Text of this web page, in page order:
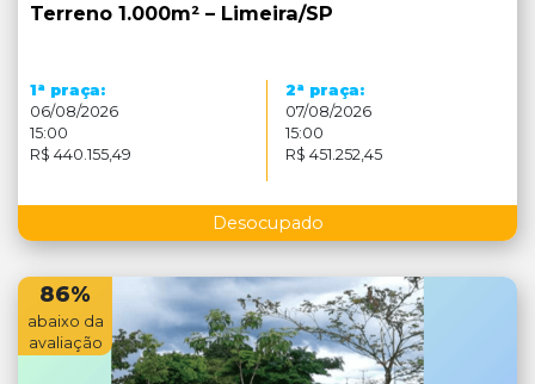
Terreno 1.000m² – Limeira/SP
1a praça:
06/08/2026
15:00
R$ 440.155,49
2a praça:
07/08/2026
15:00
R$ 451.252,45
Desocupado
86%
abaixo da
avaliação